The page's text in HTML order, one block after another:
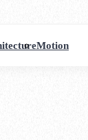
Motion